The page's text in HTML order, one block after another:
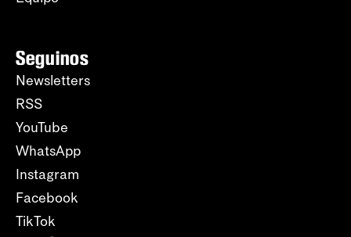
Seguinos
Newsletters
RSS
YouTube
WhatsApp
Instagram
Facebook
TikTok